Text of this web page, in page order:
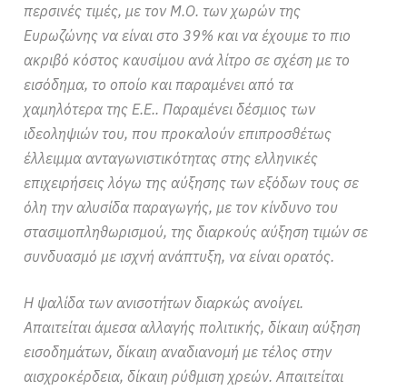
περσινές τιμές, με τον Μ.Ο. των χωρών της
Ευρωζώνης να είναι στο 39% και να έχουμε το πιο
ακριβό κόστος καυσίμου ανά λίτρο σε σχέση με το
εισόδημα, το οποίο και παραμένει από τα
χαμηλότερα της Ε.Ε.. Παραμένει δέσμιος των
ιδεοληψιών του, που προκαλούν επιπροσθέτως
έλλειμμα ανταγωνιστικότητας στης ελληνικές
επιχειρήσεις λόγω της αύξησης των εξόδων τους σε
όλη την αλυσίδα παραγωγής, με τον κίνδυνο του
στασιμοπληθωρισμού, της διαρκούς αύξηση τιμών σε
συνδυασμό με ισχνή ανάπτυξη, να είναι ορατός.
Η ψαλίδα των ανισοτήτων διαρκώς ανοίγει.
Απαιτείται άμεσα αλλαγής πολιτικής, δίκαιη αύξηση
εισοδημάτων, δίκαιη αναδιανομή με τέλος στην
αισχροκέρδεια, δίκαιη ρύθμιση χρεών. Απαιτείται